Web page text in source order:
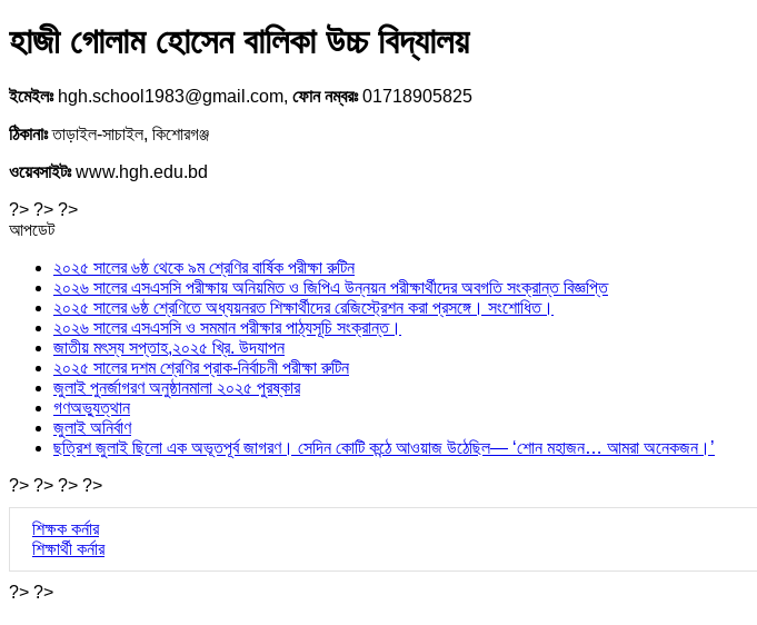
হাজী গোলাম হোসেন বালিকা উচ্চ বিদ্যালয়
ইমেইলঃhgh.school1983@gmail.com, ফোন নম্বরঃ01718905825
ঠিকানাঃতাড়াইল-সাচাইল, কিশোরগঞ্জ
ওয়েবসাইটঃwww.hgh.edu.bd
?> ?> ?>
আপডেট
২০২৫ সালের ৬ষ্ঠ থেকে ৯ম শ্রেণির বার্ষিক পরীক্ষা রুটিন
২০২৬ সালের এসএসসি পরীক্ষায় অনিয়মিত ও জিপিএ উন্নয়ন পরীক্ষার্থীদের অবগতি সংক্রান্ত বিজ্ঞপ্তি
২০২৫ সালের ৬ষ্ঠ শ্রেণিতে অধ্যয়নরত শিক্ষার্থীদের রেজিস্ট্রেশন করা প্রসঙ্গে। সংশোধিত।
২০২৬ সালের এসএসসি ও সমমান পরীক্ষার পাঠ্যসূচি সংক্রান্ত।
জাতীয় মৎস্য সপ্তাহ,২০২৫ খ্রি. উদযাপন
২০২৫ সালের দশম শ্রেণির প্রাক-নির্বাচনী পরীক্ষা রুটিন
জুলাই পুনর্জাগরণ অনুষ্ঠানমালা ২০২৫ পুরষ্কার
গণঅভ্যুত্থান
জুলাই অনির্বাণ
ছত্রিশ জুলাই ছিলো এক অভূতপূর্ব জাগরণ। সেদিন কোটি কন্ঠে আওয়াজ উঠেছিল— ‘শোন মহাজন… আমরা অনেকজন।’
?> ?> ?> ?>
শিক্ষক কর্নার
শিক্ষার্থী কর্নার
?> ?>